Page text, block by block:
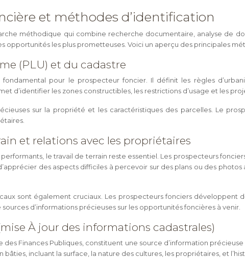
et méthodes d’identification
méthodique qui combine recherche documentaire, analyse de
opportunités les plus prometteuses. Voici un aperçu des principales
(PLU) et du cadastre
fondamental pour le prospecteur foncier. Il définit les règles
d’identifier les zones constructibles, les restrictions d’usage et les
sur la propriété et les caractéristiques des parcelles. Le
et relations avec les propriétaires
le travail de terrain reste essentiel. Les prospecteurs
des aspects difficiles à percevoir sur des plans ou des
sont également cruciaux. Les prospecteurs fonciers développent
d’informations précieuses sur les opportunités foncières à venir.
À jour des informations cadastrales)
des Finances Publiques, constituent une source d’information
incluant la surface, la nature des cultures, les propriétaires, et